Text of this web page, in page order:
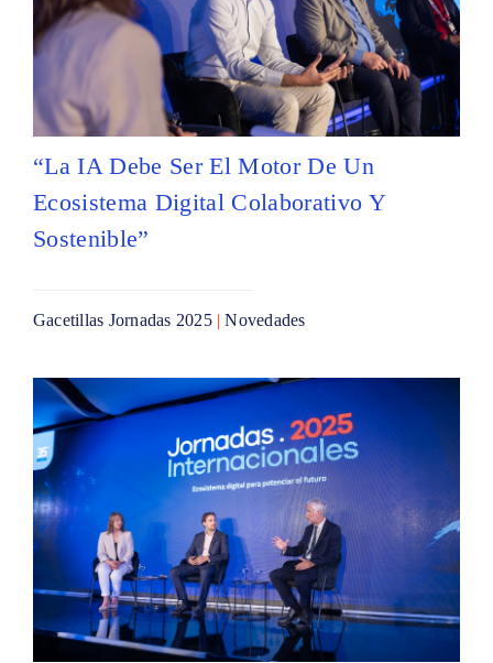
“La IA Debe Ser El Motor De Un
Ecosistema Digital Colaborativo Y
Sostenible”
Gacetillas Jornadas 2025|Novedades